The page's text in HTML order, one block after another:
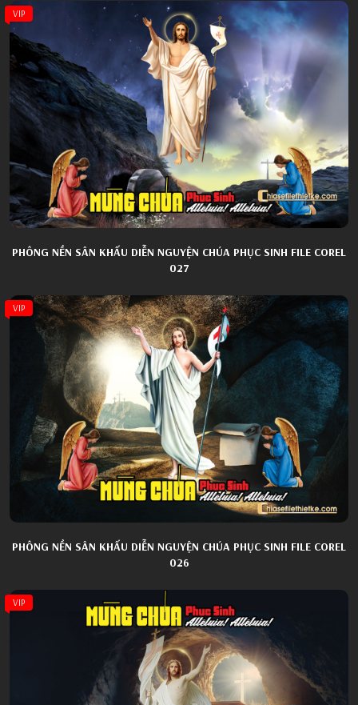
VIP
PHÔNG NỀN SÂN KHẤU DIỄN NGUYỆN CHÚA PHỤC SINH FILE COREL
027
VIP
PHÔNG NỀN SÂN KHẤU DIỄN NGUYỆN CHÚA PHỤC SINH FILE COREL
026
VIP